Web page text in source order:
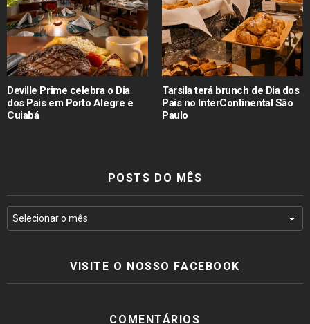
Deville Prime celebra o Dia
dos Pais em Porto Alegre e
Cuiabá
Tarsila terá brunch de Dia dos
Pais no InterContinental São
Paulo
POSTS DO MÊS
VISITE O NOSSO FACEBOOK
COMENTÁRIOS